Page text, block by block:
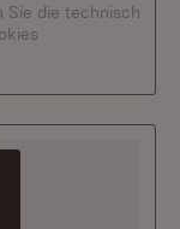
Sie die technisch